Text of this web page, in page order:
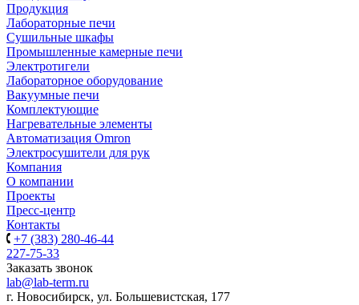
Продукция
Лабораторные печи
Сушильные шкафы
Промышленные камерные печи
Электротигели
Лабораторное оборудование
Вакуумные печи
Комплектующие
Нагревательные элементы
Автоматизация Omron
Электросушители для рук
Компания
О компании
Проекты
Пресс-центр
Контакты
+7 (383) 280-46-44
227-75-33
Заказать звонок
lab@lab-term.ru
г. Новосибирск, ул. Большевистская, 177